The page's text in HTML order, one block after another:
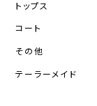
トップス
コート
その他
テーラーメイド